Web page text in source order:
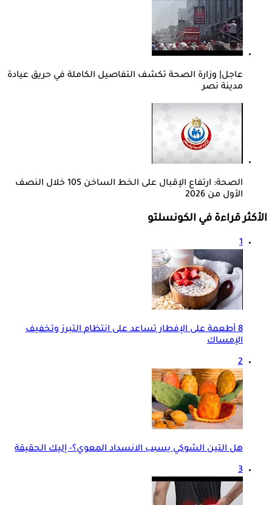
عاجل| وزارة الصحة تكشف التفاصيل الكاملة في حريق عيادة
مدينة نصر
الصحة: ارتفاع الإقبال على الخط الساخن 105 خلال النصف
الأول من 2026
الأكثر قراءة في الكونسلتو
1
8 أطعمة على الإفطار تساعد على انتظام التبرز وتخفيف
الإمساك
2
هل التين الشوكي يسبب الانسداد المعوي؟- إليك الحقيقة
3